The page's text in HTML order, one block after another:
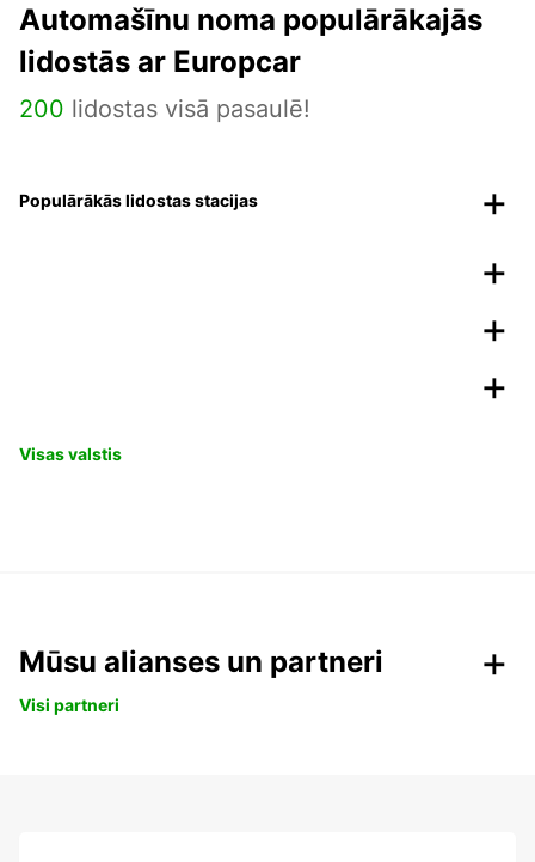
Automašīnu noma populārākajās
lidostās ar Europcar
200 lidostas visā pasaulē!
Populārākās lidostas stacijas
Visas valstis
Mūsu alianses un partneri
Visi partneri